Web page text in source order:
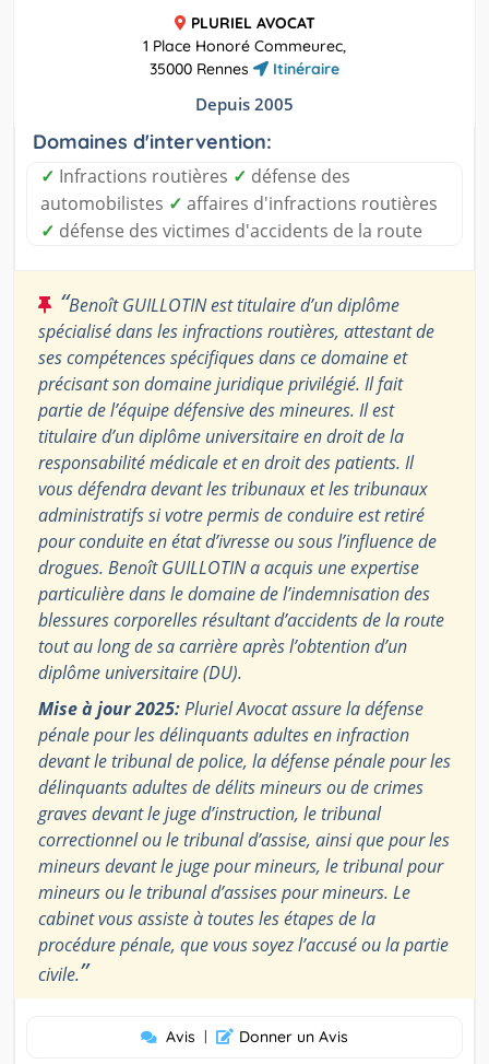
PLURIEL AVOCAT
1 Place Honoré Commeurec,
35000 Rennes
Itinéraire
Depuis 2005
Domaines d'intervention:
✓ Infractions routières ✓ défense des
automobilistes ✓ affaires d'infractions routières
✓ défense des victimes d'accidents de la route
“Benoît GUILLOTIN est titulaire d’un diplôme
spécialisé dans les infractions routières, attestant de
ses compétences spécifiques dans ce domaine et
précisant son domaine juridique privilégié. Il fait
partie de l’équipe défensive des mineures. Il est
titulaire d’un diplôme universitaire en droit de la
responsabilité médicale et en droit des patients. Il
vous défendra devant les tribunaux et les tribunaux
administratifs si votre permis de conduire est retiré
pour conduite en état d’ivresse ou sous l’influence de
drogues. Benoît GUILLOTIN a acquis une expertise
particulière dans le domaine de l’indemnisation des
blessures corporelles résultant d’accidents de la route
tout au long de sa carrière après l’obtention d’un
diplôme universitaire (DU).
Mise à jour 2025:Pluriel Avocat assure la défense
pénale pour les délinquants adultes en infraction
devant le tribunal de police, la défense pénale pour les
délinquants adultes de délits mineurs ou de crimes
graves devant le juge d’instruction, le tribunal
correctionnel ou le tribunal d’assise, ainsi que pour les
mineurs devant le juge pour mineurs, le tribunal pour
mineurs ou le tribunal d’assises pour mineurs. Le
cabinet vous assiste à toutes les étapes de la
procédure pénale, que vous soyez l’accusé ou la partie
civile.”
Avis | Donner un Avis